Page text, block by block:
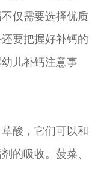
仅需要选择优质
要把握好补钙的
儿补钙注意事
酸，它们可以和
的吸收。菠菜、